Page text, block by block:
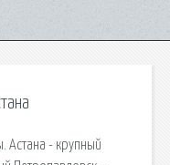
Астана - крупный